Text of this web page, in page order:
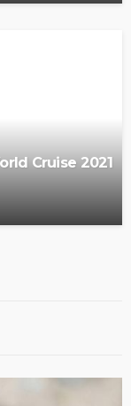
Cruise 2021